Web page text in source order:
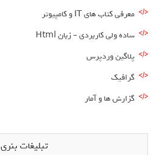
معرفی کتاب های IT و کامپیوتر
ساده ولی کاربردی – زبان Html
پلاگین وردپرس
گرافیک
گزارش ها و آمار
تبلیغات بنری